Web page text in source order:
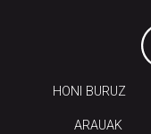
HONI BURUZ
ARAUAK